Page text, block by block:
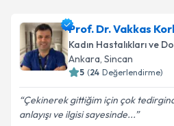
Op. Dr. Merve SARIKAYA
takvimi talebi oluşturun. Size
almanız için bir takvim
bilgilendireceğiz.
E-posta Adresiniz
Prof. Dr. Vakkas
Kadın Hastalıkları ve
Ankara, Sincan
5 (24 Değerlendirme)
Çekinerek gittiğim için çok
anlayışı ve ilgisi sayesinde...